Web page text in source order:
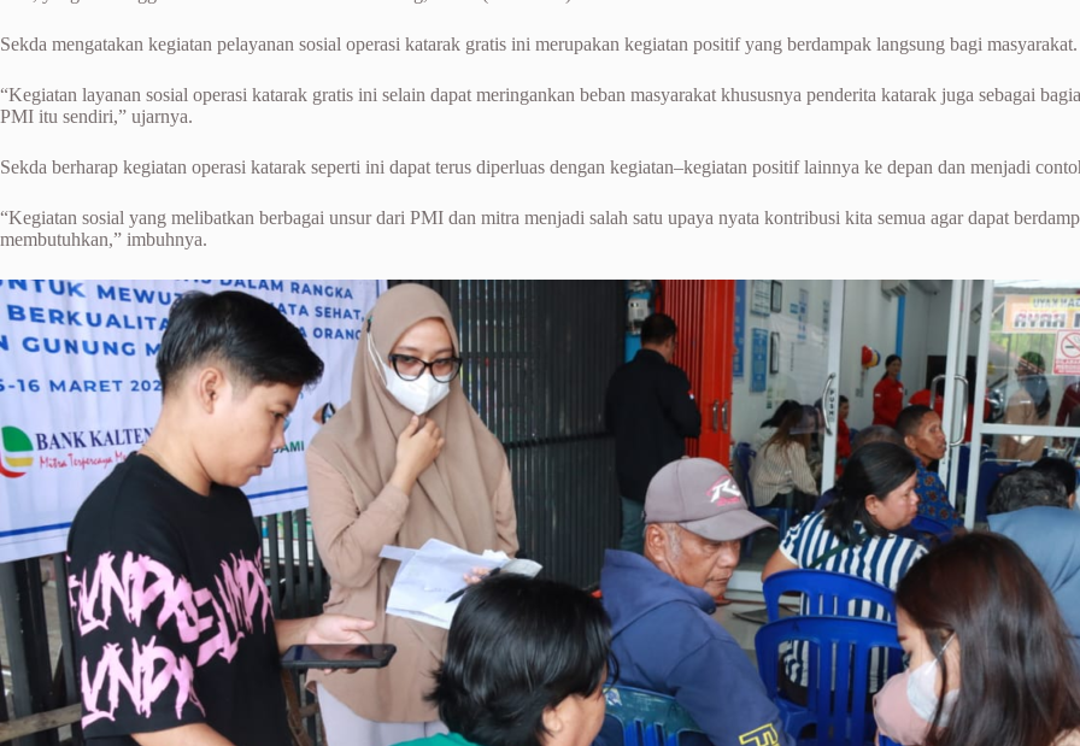
Sekda mengatakan kegiatan pelayanan sosial operasi katarak gratis ini merupakan kegiatan positif yang berdampak langsung bagi
“Kegiatan layanan sosial operasi katarak gratis ini selain dapat meringankan beban masyarakat khususnya penderita katarak juga sebagai
PMI itu sendiri,” ujarnya.
Sekda berharap kegiatan operasi katarak seperti ini dapat terus diperluas dengan kegiatan–kegiatan positif lainnya ke depan dan menjadi
“Kegiatan sosial yang melibatkan berbagai unsur dari PMI dan mitra menjadi salah satu upaya nyata kontribusi kita semua agar dapat
membutuhkan,” imbuhnya.